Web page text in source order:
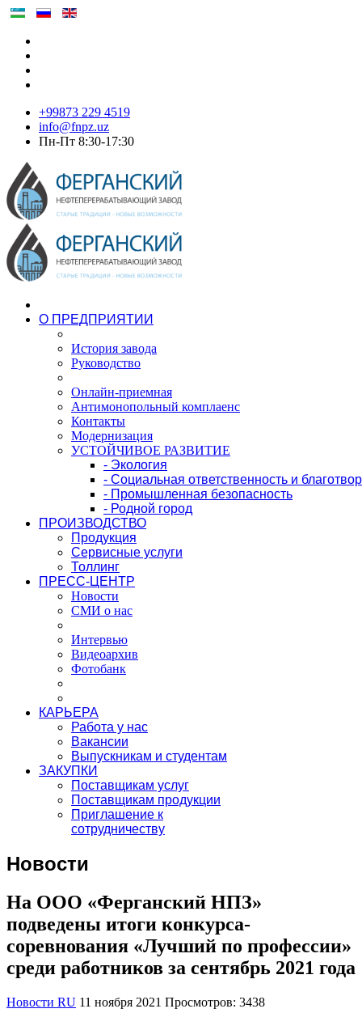
+99873 229 4519
info@fnpz.uz
Пн-Пт 8:30-17:30
О ПРЕДПРИЯТИИ
История завода
Руководство
Онлайн-приемная
Антимонопольный комплаенс
Контакты
Модернизация
УСТОЙЧИВОЕ РАЗВИТИЕ
- Экология
- Социальная ответственность и
- Промышленная безопасность
- Родной город
ПРОИЗВОДСТВО
Продукция
Сервисные услуги
Толлинг
ПРЕСС-ЦЕНТР
Новости
СМИ о нас
Интервью
Видеоархив
Фотобанк
КАРЬЕРА
Работа у нас
Вакансии
Выпускникам и студентам
ЗАКУПКИ
Поставщикам услуг
Поставщикам продукции
Приглашение к
сотрудничеству
Новости
На ООО «Ферганский НПЗ»
подведены итоги конкурса-
соревнования «Лучший по профессии»
среди работников за сентябрь 2021 года
Новости RU 11 ноября 2021 Просмотров: 3438